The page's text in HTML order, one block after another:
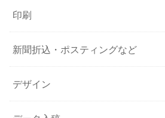
印刷
新聞折込・ポスティングなど
デザイン